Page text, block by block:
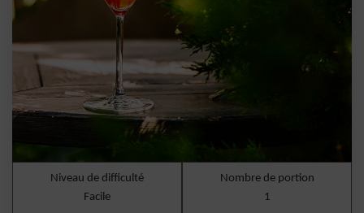
Niveau de difficulté
Facile
Nombre de portion
1